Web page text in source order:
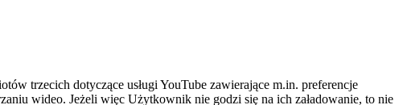
trzecich dotyczące usługi YouTube zawierające m.in. preferencje
wideo. Jeżeli więc Użytkownik nie godzi się na ich załadowanie, to nie